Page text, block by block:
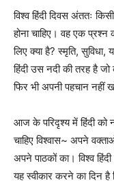
विश्व हिंदी दिवस अंततः
होना चाहिए। वह एक प्रश्न
लिए क्या है? स्मृति, सुविधा,
हिंदी उस नदी की तरह है
फिर भी अपनी पहचान नहीं
आज के परिदृश्य में हिंदी को
चाहिए विश्वास~ अपने
अपने पाठकों का। विश्व
यह स्वीकार करने का दिन है